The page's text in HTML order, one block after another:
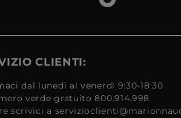
CLIENTI:
dal lunedì al venerdì 9:30-18:30
verde gratuito 800.914.998
scrivici a